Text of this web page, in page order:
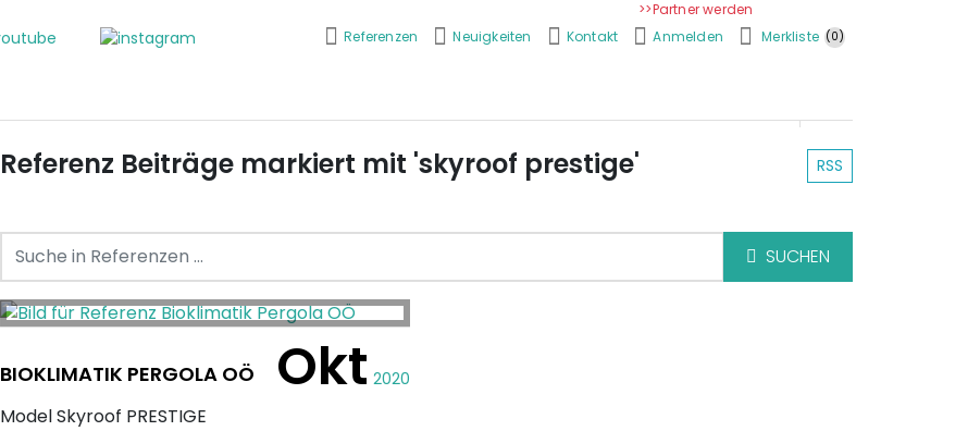
youtube Referenzen Neuigkeiten Kontakt
>>Partner werden
Anmelden
Merkliste (0)
RSS
Referenz Beiträge markiert mit 'skyroof prestige'
SEARCH STORE
SUCHEN
BIOKLIMATIK PERGOLA OÖ Okt 2020
Model Skyroof PRESTIGE